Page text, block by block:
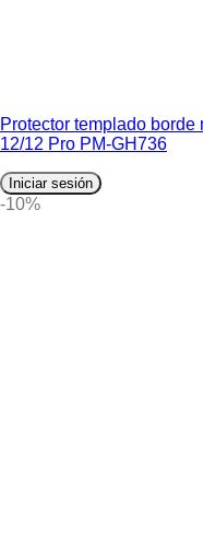
Protector templado
12/12 Pro PM-GH736
Iniciar sesión
-10%